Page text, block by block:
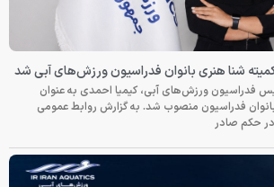
شنا هنری بانوان فدراسیون ورزش‌های آبی شد
فدراسیون ورزش‌های آبی، کیمیا احمدی به عنوان
فدراسیون منصوب شد. به گزارش روابط عمومی
حکم صادر